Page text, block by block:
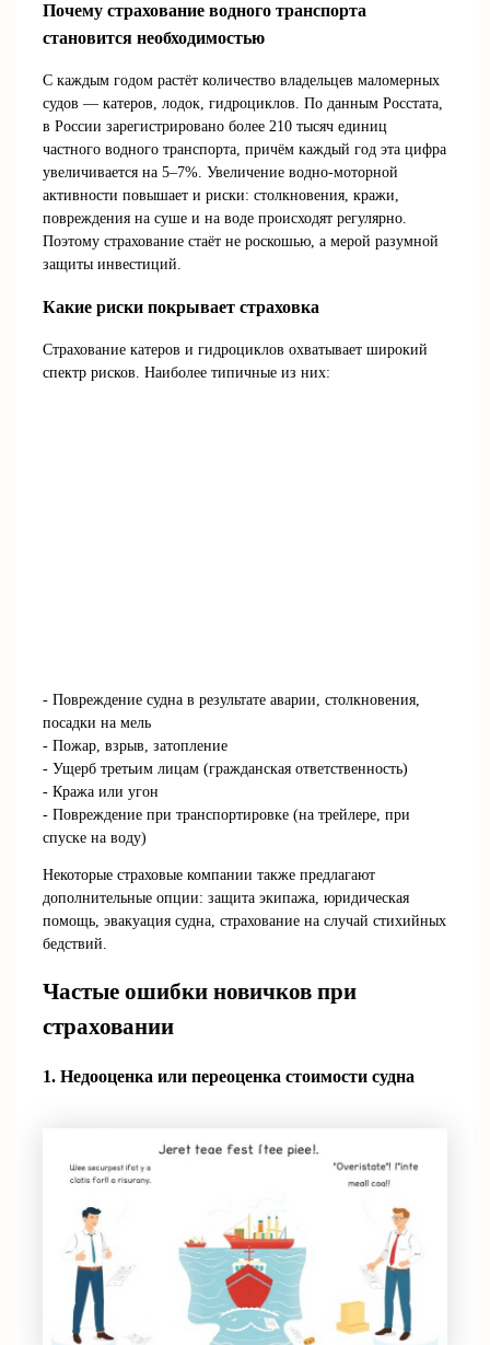
Почему страхование водного транспорта
становится необходимостью
С каждым годом растёт количество владельцев маломерных
судов — катеров, лодок, гидроциклов. По данным Росстата,
в России зарегистрировано более 210 тысяч единиц
частного водного транспорта, причём каждый год эта цифра
увеличивается на 5–7%. Увеличение водно-моторной
активности повышает и риски: столкновения, кражи,
повреждения на суше и на воде происходят регулярно.
Поэтому страхование стаёт не роскошью, а мерой разумной
защиты инвестиций.
Какие риски покрывает страховка
Страхование катеров и гидроциклов охватывает широкий
спектр рисков. Наиболее типичные из них:
- Повреждение судна в результате аварии, столкновения,
посадки на мель
- Пожар, взрыв, затопление
- Ущерб третьим лицам (гражданская ответственность)
- Кража или угон
- Повреждение при транспортировке (на трейлере, при
спуске на воду)
Некоторые страховые компании также предлагают
дополнительные опции: защита экипажа, юридическая
помощь, эвакуация судна, страхование на случай стихийных
бедствий.
Частые ошибки новичков при
страховании
1. Недооценка или переоценка стоимости судна